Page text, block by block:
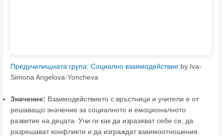
Предучилищната група: Социално взаимодействие by Iva-
Simona Angelova-Yoncheva
Значение: Взаимодействието с връстници и учители е от
решаващо значение за социалното и емоционалното
развитие на децата. Учи ги как да изразяват себе си, да
разрешават конфликти и да изграждат взаимоотношения.